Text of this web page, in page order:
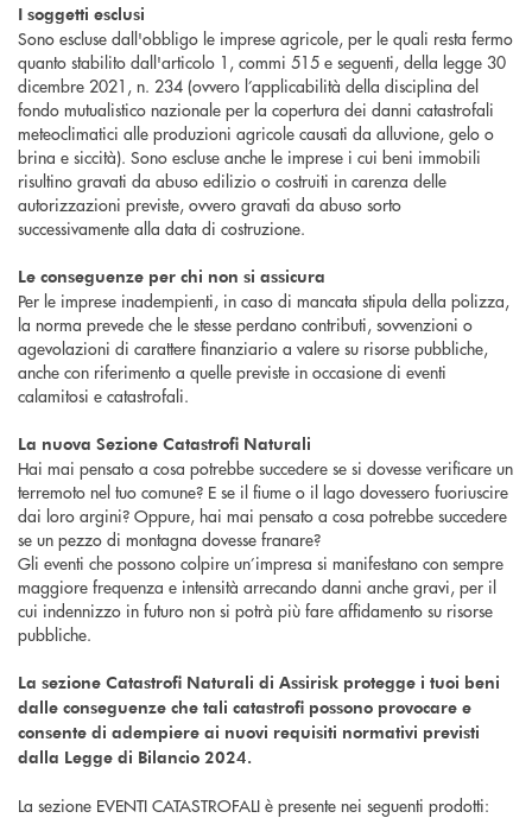
I soggetti esclusi
Sono escluse dall'obbligo le imprese agricole, per le quali resta fermo
quanto stabilito dall'articolo 1, commi 515 e seguenti, della legge 30
dicembre 2021, n. 234 (ovvero l’applicabilità della disciplina del
fondo mutualistico nazionale per la copertura dei danni catastrofali
meteoclimatici alle produzioni agricole causati da alluvione, gelo o
brina e siccità). Sono escluse anche le imprese i cui beni immobili
risultino gravati da abuso edilizio o costruiti in carenza delle
autorizzazioni previste, ovvero gravati da abuso sorto
successivamente alla data di costruzione.
Le conseguenze per chi non si assicura
Per le imprese inadempienti, in caso di mancata stipula della polizza,
la norma prevede che le stesse perdano contributi, sovvenzioni o
agevolazioni di carattere finanziario a valere su risorse pubbliche,
anche con riferimento a quelle previste in occasione di eventi
calamitosi e catastrofali.
La nuova Sezione Catastrofi Naturali
Hai mai pensato a cosa potrebbe succedere se si dovesse verificare un
terremoto nel tuo comune? E se il fiume o il lago dovessero fuoriuscire
dai loro argini? Oppure, hai mai pensato a cosa potrebbe succedere
se un pezzo di montagna dovesse franare?
Gli eventi che possono colpire un’impresa si manifestano con sempre
maggiore frequenza e intensità arrecando danni anche gravi, per il
cui indennizzo in futuro non si potrà più fare affidamento su risorse
pubbliche.
La sezione Catastrofi Naturali di Assirisk protegge i tuoi beni
dalle conseguenze che tali catastrofi possono provocare e
consente di adempiere ai nuovi requisiti normativi previsti
dalla Legge di Bilancio 2024.
La sezione EVENTI CATASTROFALI è presente nei seguenti prodotti: